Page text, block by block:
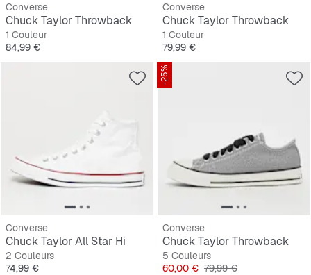
Converse
Chuck Taylor Throwback
1 Couleur
Prix
84,99 €
Converse
Chuck Taylor Throwback
1 Couleur
Prix
79,99 €
Converse
Chuck Taylor All Star Hi
2 Couleurs
Prix
74,99 €
-25%
Converse
Chuck Taylor Throwback
5 Couleurs
Prix
60,00 € Prix original
79,99 €